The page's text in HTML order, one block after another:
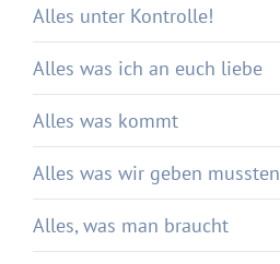
Alles unter Kontrolle!
Alles was ich an euch liebe
Alles was kommt
Alles was wir geben mussten
Alles, was man braucht